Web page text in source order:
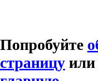
Попробуйте
страницу или